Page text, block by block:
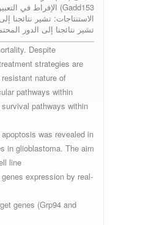
Gadd153) الإفراط في التعبير عن طريق اليه تعتمد علي الجرعات.
الاستنتاجات: تشير نتائجنا
تشير نتائجنا إلى الدور
Despite
strategies are
nature of
pathways within
pathways within
was revealed in
in glioblastoma. The aim
line.
expression by real-
genes (Grp94 and